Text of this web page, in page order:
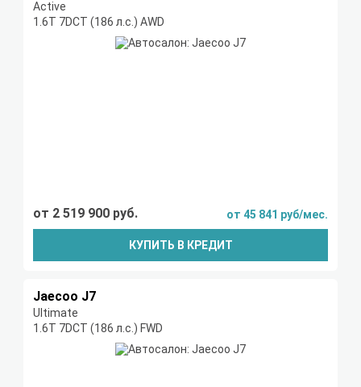
Active
1.6T 7DCT (186 л.с.) AWD
от 2 519 900 руб. от 45 841 руб/мес.
КУПИТЬ В КРЕДИТ
Jaecoo J7
Ultimate
1.6T 7DCT (186 л.с.) FWD